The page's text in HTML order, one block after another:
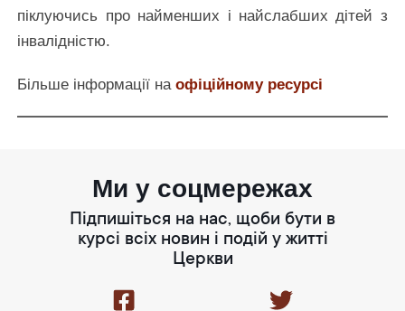
піклуючись про найменших і найслабших дітей з
інвалідністю.
Більше інформації наофіційному ресурсі
Ми у соцмережах
Підпишіться на нас, щоби бути в
курсі всіх новин і подій у житті
Церкви